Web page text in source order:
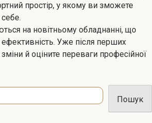
простір, у якому ви зможете
на новітньому обладнанні, що
ефективність. Уже після перших
й оціните переваги професійної
Пошук